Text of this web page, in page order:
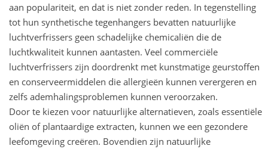
aan populariteit, en dat is niet zonder reden. In tegenstelling
tot hun synthetische tegenhangers bevatten natuurlijke
luchtverfrissers geen schadelijke chemicaliën die de
luchtkwaliteit kunnen aantasten. Veel commerciële
luchtverfrissers zijn doordrenkt met kunstmatige geurstoffen
en conserveermiddelen die allergieën kunnen verergeren en
zelfs ademhalingsproblemen kunnen veroorzaken.
Door te kiezen voor natuurlijke alternatieven, zoals essentiële
oliën of plantaardige extracten, kunnen we een gezondere
leefomgeving creëren. Bovendien zijn natuurlijke